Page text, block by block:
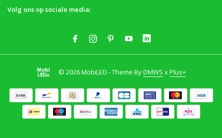
Volg ons op sociale media:
© 2026 MobiLED - Theme ByDMWS xPlus+